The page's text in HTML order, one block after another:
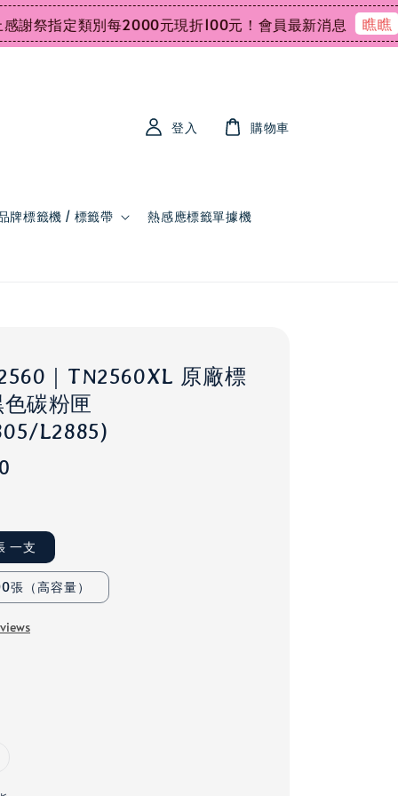
祭指定類別每2000元現折100元！會員最新消息 瞧瞧 會
牌標籤機 / 標籤帶 熱感應標籤單據機
登入 購物車
｜TN2560XL 原廠標
碳粉匣
L2885)
一支
（高容量）